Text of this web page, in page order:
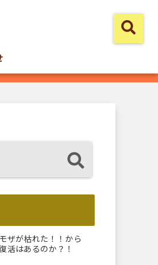
ザが枯れた！！から
活はあるのか？！